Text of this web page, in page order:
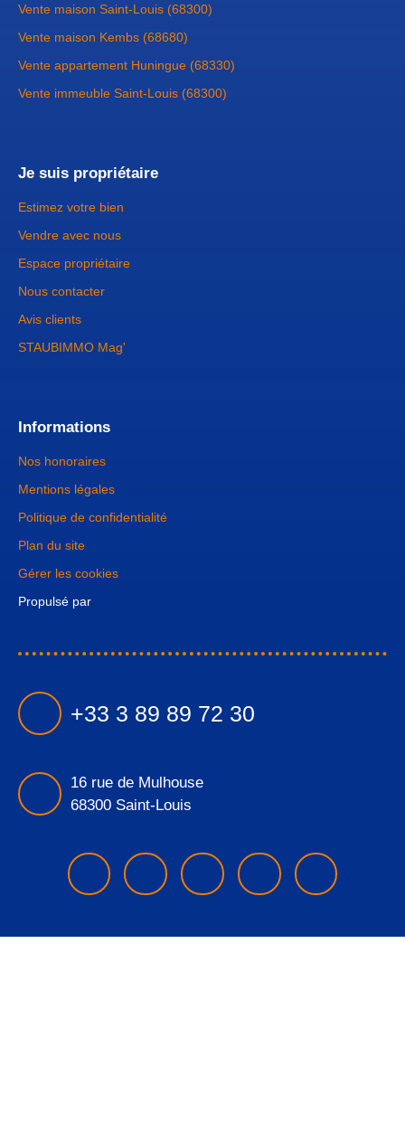
Vente maison Saint-Louis (68300)
Vente maison Kembs (68680)
Vente appartement Huningue (68330)
Vente immeuble Saint-Louis (68300)
Je suis propriétaire
Estimez votre bien
Vendre avec nous
Espace propriétaire
Nous contacter
Avis clients
STAUBIMMO Mag'
Informations
Nos honoraires
Mentions légales
Politique de confidentialité
Plan du site
Gérer les cookies
Propulsé par
+33 3 89 89 72 30
16 rue de Mulhouse
68300 Saint-Louis